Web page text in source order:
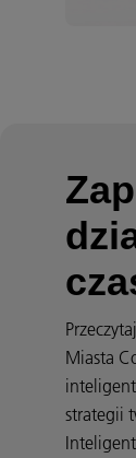
Miasta
strategii